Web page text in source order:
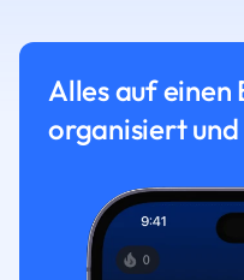
Alles auf einen
organisiert